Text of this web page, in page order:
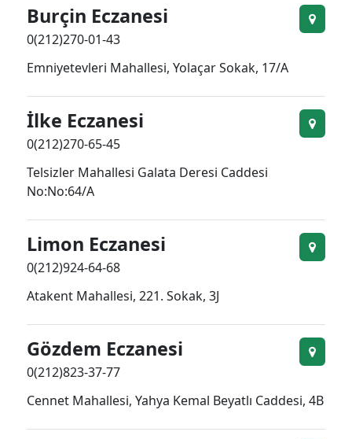
Burçin Eczanesi
0(212)270-01-43
Emniyetevleri Mahallesi, Yolaçar Sokak, 17/A
İlke Eczanesi
0(212)270-65-45
Telsizler Mahallesi Galata Deresi Caddesi
No:No:64/A
Limon Eczanesi
0(212)924-64-68
Atakent Mahallesi, 221. Sokak, 3J
Gözdem Eczanesi
0(212)823-37-77
Cennet Mahallesi, Yahya Kemal Beyatlı Caddesi, 4B